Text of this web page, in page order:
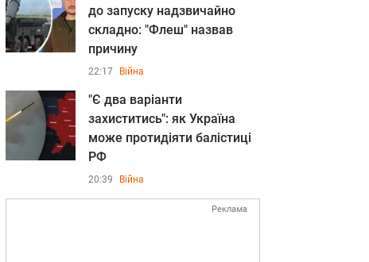
до запуску надзвичайно
складно: "Флеш" назвав
причину
22:17 Війна
"Є два варіанти
захиститись": як Україна
може протидіяти балістиці
РФ
20:39 Війна
Реклама